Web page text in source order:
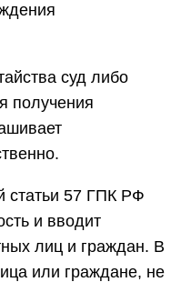
суд либо
получения
статьи 57 ГПК РФ
и вводит
лиц и граждан. В
или граждане, не